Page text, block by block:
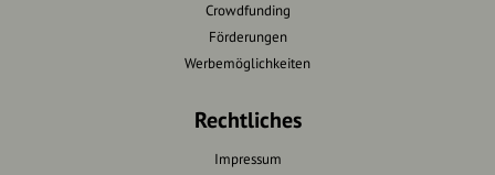
Crowdfunding
Förderungen
Werbemöglichkeiten
Rechtliches
Impressum